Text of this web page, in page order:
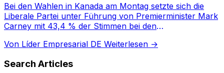
Bei den Wahlen in Kanada am Montag setzte sich die
Liberale Partei unter Führung von Premierminister Mark
Carney mit 43,4 % der Stimmen bei den
bei über 95 % Auszählung.
Von Líder Empresarial DE Weiterlesen →
Search Articles